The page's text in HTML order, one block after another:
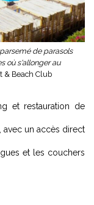
de parasols
où s'allonger au
& Beach Club
et restauration de
avec un accès direct
et les couchers